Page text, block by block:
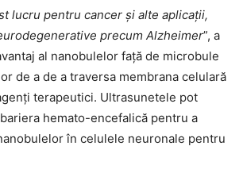
lucru pentru cancer și alte aplicații,
precum Alzheimer”, a
al nanobulelor față de microbule
de a de a traversa membrana celulară
terapeutici. Ultrasunetele pot
hemato-encefalică pentru a
în celulele neuronale pentru